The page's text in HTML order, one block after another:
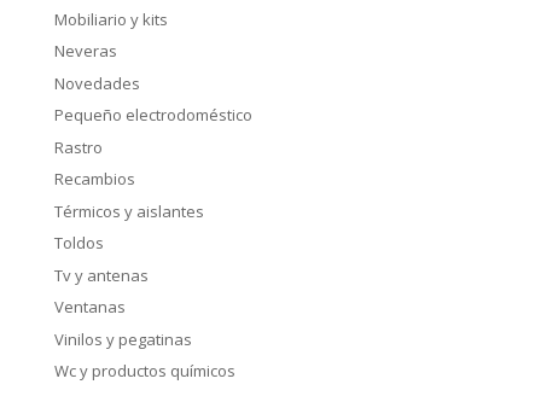
Mobiliario y kits
Neveras
Novedades
Pequeño electrodoméstico
Rastro
Recambios
Térmicos y aislantes
Toldos
Tv y antenas
Ventanas
Vinilos y pegatinas
Wc y productos químicos